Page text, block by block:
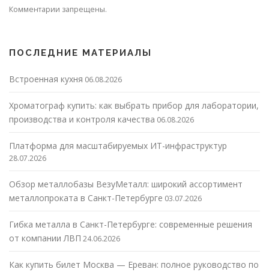
Комментарии запрещены.
ПОСЛЕДНИЕ МАТЕРИАЛЫ
Встроенная кухня 06.08.2026
Хроматограф купить: как выбрать прибор для лаборатории,
производства и контроля качества 06.08.2026
Платформа для масштабируемых ИТ-инфраструктур
28.07.2026
Обзор металлобазы ВезуМеталл: широкий ассортимент
металлопроката в Санкт-Петербурге 03.07.2026
Гибка металла в Санкт-Петербурге: современные решения
от компании ЛВП 24.06.2026
Как купить билет Москва — Ереван: полное руководство по